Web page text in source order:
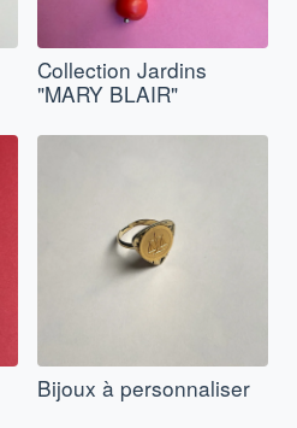
Collection Jardins
"MARY BLAIR"
Bijoux à personnaliser